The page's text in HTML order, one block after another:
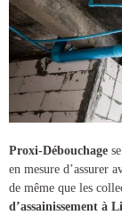
Proxi-Débouchage
en mesure d’assurer
de même que les
d’assainissement à